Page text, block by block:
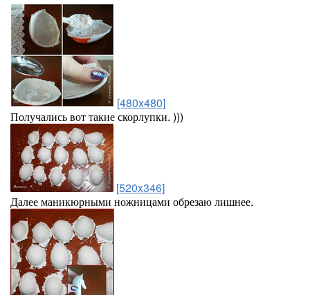
[480x480]
Получались вот такие скорлупки. )))
[520x346]
Далее маникюрными ножницами обрезаю лишнее.